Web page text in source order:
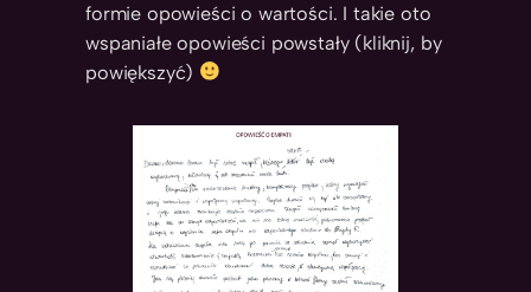
formie opowieści o wartości. I takie oto
wspaniałe opowieści powstały (kliknij, by
powiększyć)